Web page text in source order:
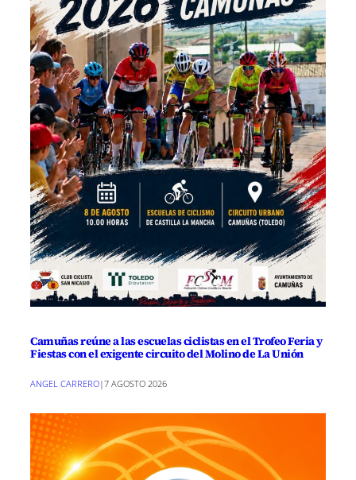
Camuñas reúne a las escuelas ciclistas en el Trofeo Feria y
Fiestas con el exigente circuito del Molino de La Unión
ANGEL CARRERO|7 AGOSTO 2026